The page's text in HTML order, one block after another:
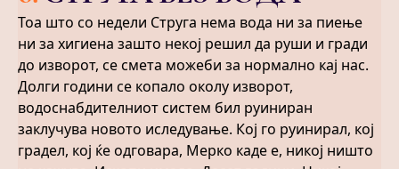
Тоа што со недели Струга нема вода ни за пиење
ни за хигиена зашто некој решил да руши и гради
до изворот, се смета можеби за нормално кај нас.
Долги години се копало околу изворот,
водоснабдителниот систем бил руиниран
заклучува новото иследување. Кој го руинирал, кој
градел, кој ќе одговара, Мерко каде е, никој ништо